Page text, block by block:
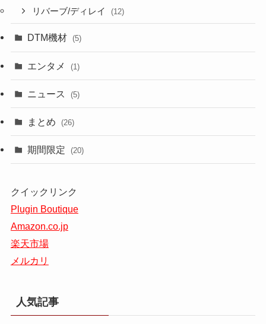
リバーブ/ディレイ (12)
DTM機材 (5)
エンタメ (1)
ニュース (5)
まとめ (26)
期間限定 (20)
クイックリンク
Plugin Boutique
Amazon.co.jp
楽天市場
メルカリ
人気記事